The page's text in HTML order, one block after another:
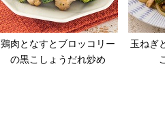
鶏肉となすとブロッコリー
の黒こしょうだれ炒め
玉ねぎ